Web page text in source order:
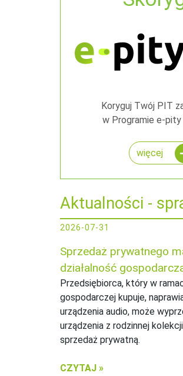
Koryguj Twój PIT
w Programie e-
więcej
Aktualności -
2026-07-31
Sprzedaż prywatnego
działalność
Przedsiębiorca, który w
gospodarczej kupuje,
urządzenia audio, może
urządzenia z rodzinnej
sprzedaż prywatną.
CZYTAJ »